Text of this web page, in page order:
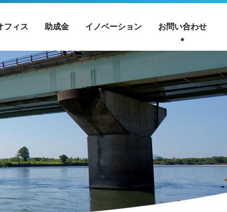
フィス 助成金 イノベーション お問い合わせ